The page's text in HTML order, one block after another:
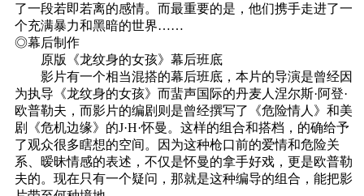
了一段若即若离的感情。而最重要的是，他们携手走进了一
个充满暴力和黑暗的世界……
◎幕后制作
原版《龙纹身的女孩》幕后班底
影片有一个相当混搭的幕后班底，本片的导演是曾经因
为执导《龙纹身的女孩》而蜚声国际的丹麦人涅尔斯·阿登·
欧普勒夫，而影片的编剧则是曾经撰写了《危险情人》和美
剧《危机边缘》的J·H·怀曼。这样的组合和搭档，的确给予
了观众很多瞎想的空间。因为这种枪口前的爱情和危险关
系、暧昧情感的表述，不仅是怀曼的拿手好戏，更是欧普勒
夫的。现在只有一个疑问，那就是这种编导的组合，能把影